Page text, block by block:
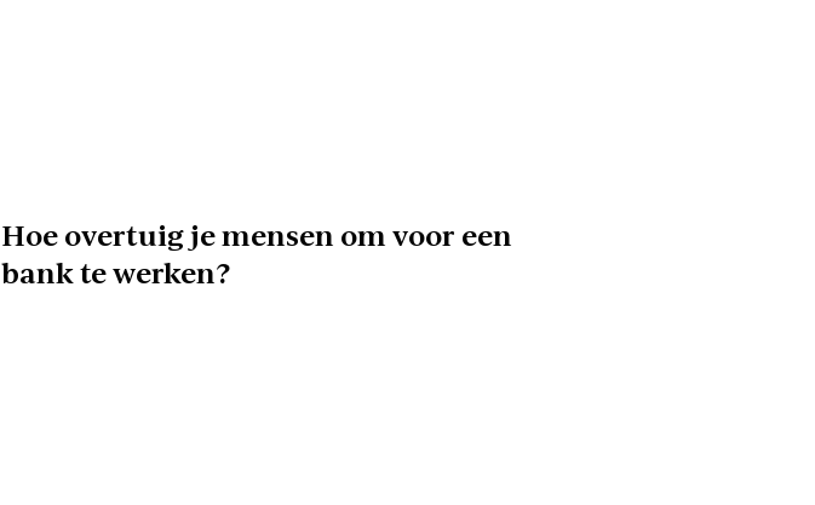
Hoe overtuig je mensen om voor een
bank te werken?